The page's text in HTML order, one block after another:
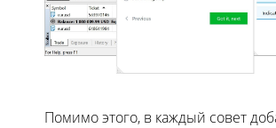
Помимо этого, в каждый совет